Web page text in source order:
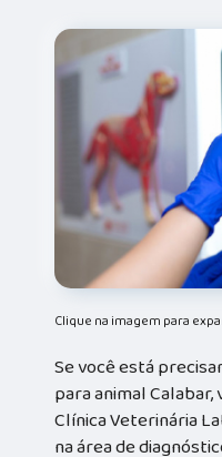
Clique na imagem para
Se você está
para animal
Clínica Veterinária
na área de